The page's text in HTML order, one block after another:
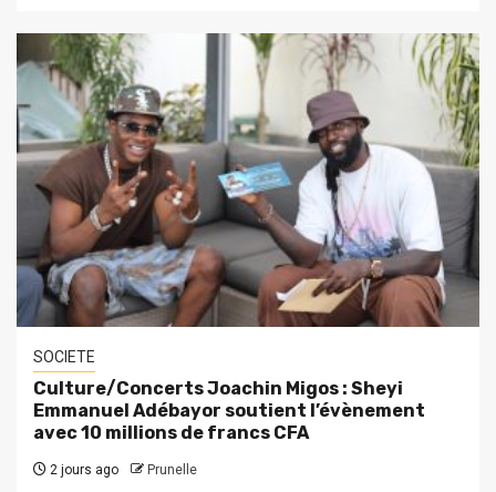
SOCIETE
Culture/Concerts Joachin Migos : Sheyi
Emmanuel Adébayor soutient l’évènement
avec 10 millions de francs CFA
2 jours ago Prunelle